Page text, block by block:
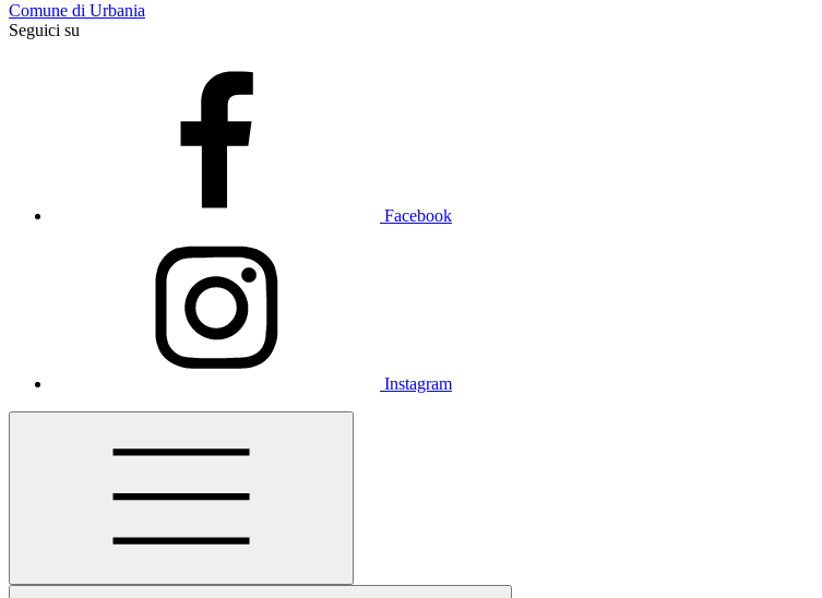
Comune di Urbania
Seguici su
Facebook
Instagram